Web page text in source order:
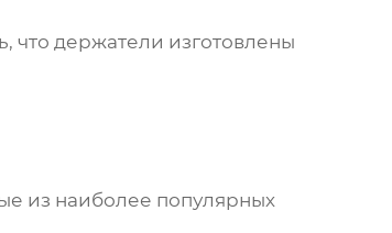
что держатели изготовлены
из наиболее популярных